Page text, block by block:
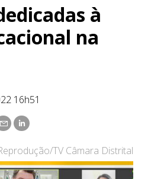
à
na
16h51
TV Câmara Distrital